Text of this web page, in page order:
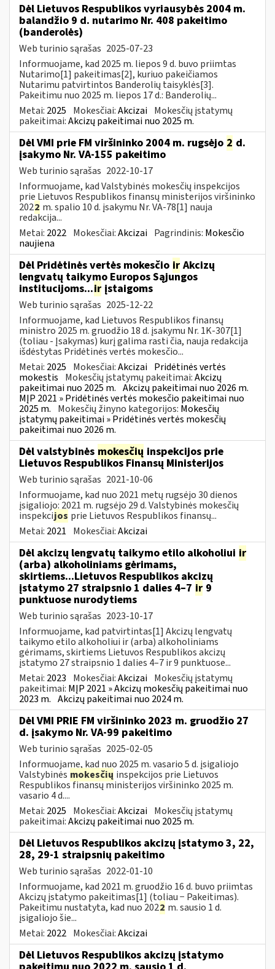
Dėl Lietuvos Respublikos vyriausybės 2004 m.
balandžio 9 d. nutarimo Nr. 408 pakeitimo
(banderolės)
Web turinio sąrašas 2025-07-23
Informuojame, kad 2025 m. liepos 9 d. buvo priimtas
Nutarimo[1] pakeitimas[2], kuriuo pakeičiamos
Nutarimu patvirtintos Banderolių taisyklės[3].
Pakeitimu nuo 2025 m. liepos 17 d.: Banderolių...
Metai: 2025 Mokesčiai:Akcizai Mokesčių įstatymų
pakeitimai:Akcizų pakeitimai nuo 2025 m.
Dėl VMI prie FM viršininko 2004 m. rugsėjo 2 d.
įsakymo Nr. VA-155 pakeitimo
Web turinio sąrašas 2022-10-17
Informuojame, kad Valstybinės mokesčių inspekcijos
prie Lietuvos Respublikos finansų ministerijos viršininko
2022 m. spalio 10 d. įsakymu Nr. VA-78[1] nauja
redakcija...
Metai: 2022 Mokesčiai:Akcizai Pagrindinis: Mokesčio
naujiena
Dėl Pridėtinės vertės mokesčio ir Akcizų
lengvatų taikymo Europos Sąjungos
institucijoms...ir įstaigoms
Web turinio sąrašas 2025-12-22
Informuojame, kad Lietuvos Respublikos finansų
ministro 2025 m. gruodžio 18 d. įsakymu Nr. 1K-307[1]
(toliau - Įsakymas) kurį galima rasti čia, nauja redakcija
išdėstytas Pridėtinės vertės mokesčio...
Metai: 2025 Mokesčiai:Akcizai Pridėtinės vertės
mokestis Mokesčių įstatymų pakeitimai:Akcizų
pakeitimai nuo 2025 m. Akcizų pakeitimai nuo 2026 m.
MĮP 2021 » Pridėtinės vertės mokesčio pakeitimai nuo
2025 m. Mokesčių žinyno kategorijos: Mokesčių
įstatymų pakeitimai » Pridėtinės vertės mokesčių
pakeitimai nuo 2026 m.
Dėl valstybinės mokesčių inspekcijos prie
Lietuvos Respublikos Finansų Ministerijos
Web turinio sąrašas 2021-10-06
Informuojame, kad nuo 2021 metų rugsėjo 30 dienos
įsigaliojo: 2021 m. rugsėjo 29 d. Valstybinės mokesčių
inspekcijos prie Lietuvos Respublikos finansų...
Metai: 2021 Mokesčiai:Akcizai
Dėl akcizų lengvatų taikymo etilo alkoholiui ir
(arba) alkoholiniams gėrimams,
skirtiems...Lietuvos Respublikos akcizų
įstatymo 27 straipsnio 1 dalies 4–7 ir 9
punktuose nurodytiems
Web turinio sąrašas 2023-10-17
Informuojame, kad patvirtintas[1] Akcizų lengvatų
taikymo etilo alkoholiui ir (arba) alkoholiniams
gėrimams, skirtiems Lietuvos Respublikos akcizų
įstatymo 27 straipsnio 1 dalies 4–7 ir 9 punktuose...
Metai: 2023 Mokesčiai:Akcizai Mokesčių įstatymų
pakeitimai: MĮP 2021 » Akcizų mokesčių pakeitimai nuo
2023 m. Akcizų pakeitimai nuo 2024 m.
Dėl VMI PRIE FM viršininko 2023 m. gruodžio 27
d. įsakymo Nr. VA-99 pakeitimo
Web turinio sąrašas 2025-02-05
Informuojame, kad nuo 2025 m. vasario 5 d. įsigaliojo
Valstybinės mokesčių inspekcijos prie Lietuvos
Respublikos finansų ministerijos viršininko 2025 m.
vasario 4 d....
Metai: 2025 Mokesčiai:Akcizai Mokesčių įstatymų
pakeitimai:Akcizų pakeitimai nuo 2025 m.
Dėl Lietuvos Respublikos akcizų įstatymo 3, 22,
28, 29-1 straipsnių pakeitimo
Web turinio sąrašas 2022-01-10
Informuojame, kad 2021 m. gruodžio 16 d. buvo priimtas
Akcizų įstatymo pakeitimas[1] (toliau − Pakeitimas).
Pakeitimu nustatyta, kad nuo 2022 m. sausio 1 d.
įsigaliojo šie...
Metai: 2022 Mokesčiai:Akcizai
Dėl Lietuvos Respublikos akcizų įstatymo